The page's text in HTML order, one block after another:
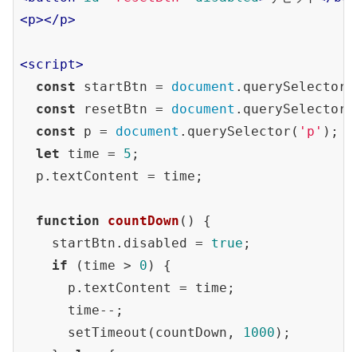
<p></p>
<script>
const startBtn = document .querySelector(
const resetBtn = document .querySelector(
const p = document .querySelector( 'p' );
let time = 5 ;
  p.textContent = time;
function countDown ( ) {
    startBtn.disabled =
true ;
if (time > 0 ) {
      p.textContent = time;
      time--;
      setTimeout(countDown,
1000 );